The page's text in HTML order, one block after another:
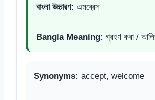
বাংলা উচ্চারণ: এমব্রেস
Bangla Meaning: গ্রহণ করা /
Synonyms: accept, welcome